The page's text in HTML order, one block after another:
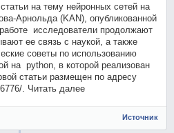
на тему нейронных сетей на
Арнольда (KAN), опубликованной
исследователи продолжают
ее связь с наукой, а также
советы по использованию
на python, в которой реализован
статьи размещен по адресу
. Читать далее
Источник